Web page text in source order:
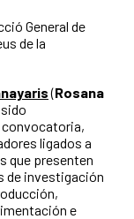
General de
de la
(Rosana
sido
convocatoria,
ligados a
que presenten
de investigación
e